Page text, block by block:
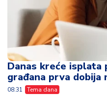
Danas kreće isplata
građana prva dobija
08:31 Tema dana